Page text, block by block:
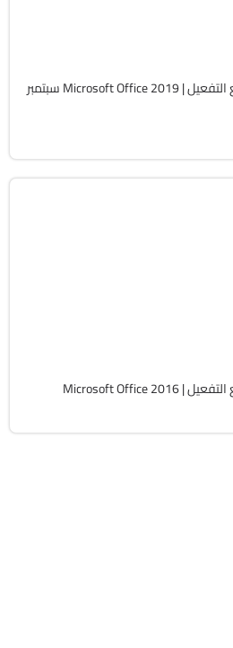
تحميل أوفيس 2019 كامل مع التفعيل | Microsoft Office 2019 سبتمبر